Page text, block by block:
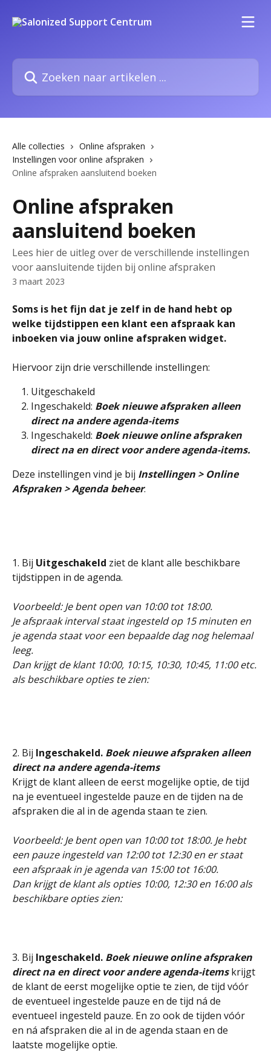
Zoeken naar artikelen ...
Alle collecties
Online afspraken
Instellingen voor online afspraken
Online afspraken aansluitend boeken
Online afspraken
aansluitend boeken
Lees hier de uitleg over de verschillende instellingen
voor aansluitende tijden bij online afspraken
3 maart 2023
Soms is het fijn dat je zelf in de hand hebt op
welke tijdstippen een klant een afspraak kan
inboeken via jouw online afspraken widget.
Hiervoor zijn drie verschillende instellingen:
Uitgeschakeld
Ingeschakeld: Boek nieuwe afspraken alleen
direct na andere agenda-items
Ingeschakeld: Boek nieuwe online afspraken
direct na en direct voor andere agenda-items.
Deze instellingen vind je bij Instellingen > Online
Afspraken > Agenda beheer.
1. Bij Uitgeschakeld ziet de klant alle beschikbare
tijdstippen in de agenda.
Voorbeeld: Je bent open van 10:00 tot 18:00.
Je afspraak interval staat ingesteld op 15 minuten en
je agenda staat voor een bepaalde dag nog helemaal
leeg.
Dan krijgt de klant 10:00, 10:15, 10:30, 10:45, 11:00 etc.
als beschikbare opties te zien:
2. Bij Ingeschakeld. Boek nieuwe afspraken alleen
direct na andere agenda-items
Krijgt de klant alleen de eerst mogelijke optie, de tijd
na je eventueel ingestelde pauze en de tijden na de
Voorbeeld: Je bent open van 10:00 tot 18:00. Je hebt
een pauze ingesteld van 12:00 tot 12:30 en er staat
een afspraak in je agenda van 15:00 tot 16:00.
Dan krijgt de klant als opties 10:00, 12:30 en 16:00 als
beschikbare opties zien:
3. Bij Ingeschakeld. Boek nieuwe online afspraken
direct na en direct voor andere agenda-items krijgt
de klant de eerst mogelijke optie te zien, de tijd vóór
de eventueel ingestelde pauze en de tijd ná de
eventueel ingesteld pauze. En zo ook de tijden vóór
en ná afspraken die al in de agenda staan en de
laatste mogelijke optie.